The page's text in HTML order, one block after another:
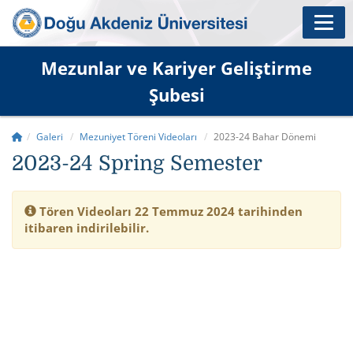
Mezunlar ve Kariyer Geliştirme
Şubesi
Galeri Mezuniyet Töreni Videoları 2023-24 Bahar Dönemi
2023-24 Spring Semester
Tören Videoları 22 Temmuz 2024 tarihinden
itibaren indirilebilir.